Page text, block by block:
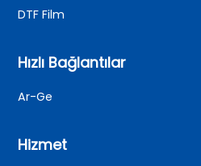
DTF Film
Hızlı Bağlantılar
Ar-Ge
Hizmet